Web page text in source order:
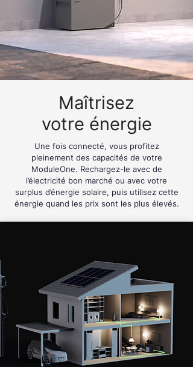
Maîtrisez
votre énergie
Une fois connecté, vous profitez
pleinement des capacités de votre
ModuleOne. Rechargez-le avec de
l’électricité bon marché ou avec votre
surplus d’énergie solaire, puis utilisez cette
énergie quand les prix sont les plus élevés.